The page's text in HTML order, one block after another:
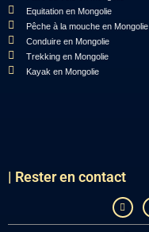
Equitation en Mongolie
Pêche à la mouche en Mongolie
Conduire en Mongolie
Trekking en Mongolie
Kayak en Mongolie
| Rester en contact